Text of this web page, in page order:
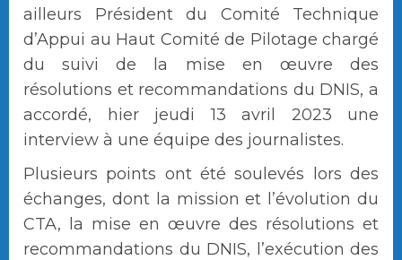
ailleurs Président du Comité Technique
d’Appui au Haut Comité de Pilotage chargé
du suivi de la mise en œuvre des
résolutions et recommandations du DNIS, a
accordé, hier jeudi 13 avril 2023 une
interview à une équipe des journalistes.
Plusieurs points ont été soulevés lors des
échanges, dont la mission et l’évolution du
CTA, la mise en œuvre des résolutions et
recommandations du DNIS, l’exécution des